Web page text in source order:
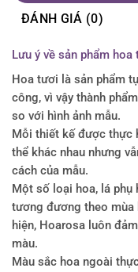
ĐÁNH GIÁ (0)
Lưu ý về sản phẩm
Hoa tươi là sản phẩm
công, vì vậy thành
so với hình ảnh mẫu.
Mỗi thiết kế được thực
thể khác nhau nhưng
cách của mẫu.
Một số loại hoa, lá phụ
tương đương theo
hiện, Hoarosa luôn
màu.
Màu sắc hoa ngoài